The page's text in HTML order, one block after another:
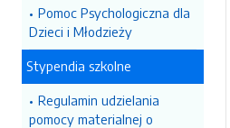
Pomoc Psychologiczna dla
Dzieci i Młodzieży
Stypendia szkolne
Regulamin udzielania
pomocy materialnej o